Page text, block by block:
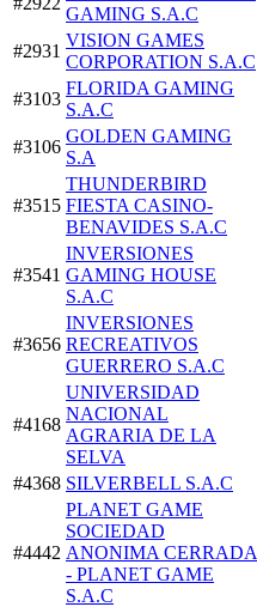
GAMING S.A.C
#2931
VISION GAMES
CORPORATION S.A.C
#3103
FLORIDA GAMING
S.A.C
#3106
GOLDEN GAMING
S.A
#3515
THUNDERBIRD
FIESTA CASINO-
BENAVIDES S.A.C
#3541
INVERSIONES
GAMING HOUSE
S.A.C
#3656
INVERSIONES
RECREATIVOS
GUERRERO S.A.C
#4168
UNIVERSIDAD
NACIONAL
AGRARIA DE LA
SELVA
#4368 SILVERBELL S.A.C
#4442
PLANET GAME
SOCIEDAD
ANONIMA CERRADA
- PLANET GAME
S.A.C